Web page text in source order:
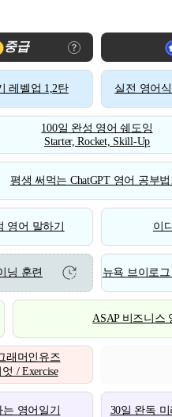
중급
레벨업 1,2탄 실전 영어
100일 완성 영어 쉐도잉
Starter, Rocket, Skill-Up
평생 써먹는 ChatGPT 영어 공부법
영어 말하기 이
닝 훈련 뉴욕 브이로
ASAP 비즈니스
래머인유즈
/ Exercise
영어일기 30일 완독